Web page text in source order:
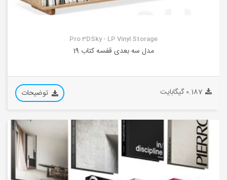
Pro 3DSky - LP Vinyl Storage
مدل سه بعدی قفسه کتاب 19
0.187 گیگابایت توضیحات